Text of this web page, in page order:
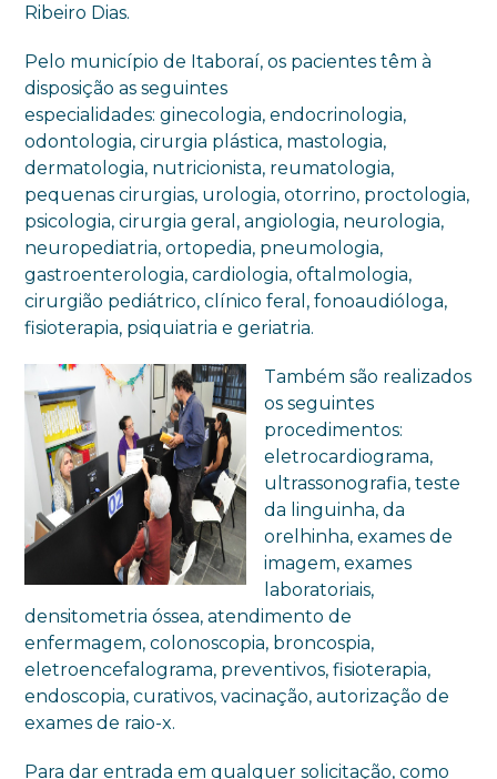
Ribeiro Dias.
Pelo município de Itaboraí, os pacientes têm à
disposição as seguintes
especialidades: ginecologia, endocrinologia,
odontologia, cirurgia plástica, mastologia,
dermatologia, nutricionista, reumatologia,
pequenas cirurgias, urologia, otorrino, proctologia,
psicologia, cirurgia geral, angiologia, neurologia,
neuropediatria, ortopedia, pneumologia,
gastroenterologia, cardiologia, oftalmologia,
cirurgião pediátrico, clínico feral, fonoaudióloga,
fisioterapia, psiquiatria e geriatria.
Também são realizados
os seguintes
procedimentos:
eletrocardiograma,
ultrassonografia, teste
da linguinha, da
orelhinha, exames de
imagem, exames
laboratoriais,
densitometria óssea, atendimento de
enfermagem, colonoscopia, broncospia,
eletroencefalograma, preventivos, fisioterapia,
endoscopia, curativos, vacinação, autorização de
exames de raio-x.
Para dar entrada em qualquer solicitação, como